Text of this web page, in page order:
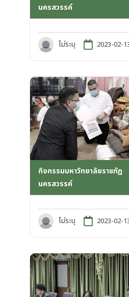
นครสวรรค์
ไม่ระบุ 2023-02-
กิจกรรมมหาวิทยาลัยราชภัฏ
นครสวรรค์
ไม่ระบุ 2023-02-